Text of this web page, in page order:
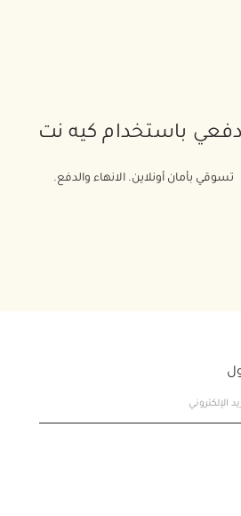
باستخدام كيه نت
تسوقي بأمان أونلاين. الانهاء والدفع.